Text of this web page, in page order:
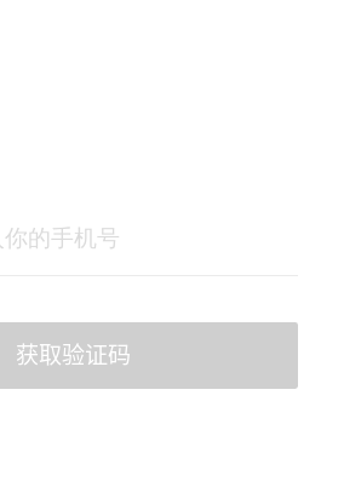
获取验证码